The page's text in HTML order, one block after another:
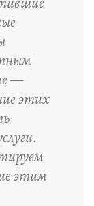
—
этих
этим